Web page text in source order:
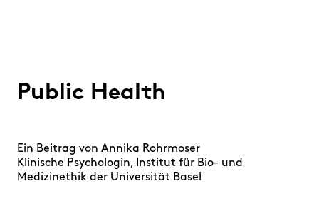
Public Health
Ein Beitrag von Annika Rohrmoser
Klinische Psychologin, Institut für Bio- und
Medizinethik der Universität Basel